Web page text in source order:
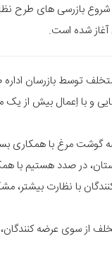
آغاز شده است.
مرغ با همکاری
در صدد هستیم با
با نظارت بیشتر،